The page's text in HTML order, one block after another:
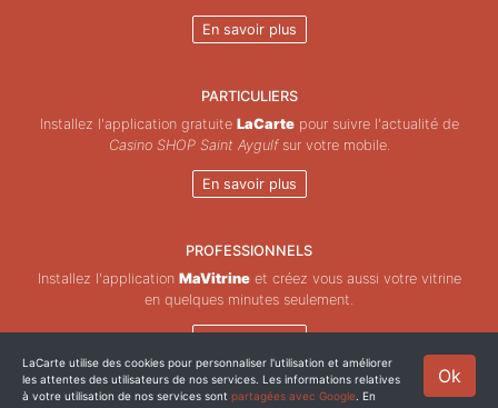
En savoir plus
PARTICULIERS
Installez l'application gratuite LaCartepour suivre l'actualité de
Casino SHOP Saint Aygulfsur votre mobile.
En savoir plus
PROFESSIONNELS
Installez l'application MaVitrineet créez vous aussi votre vitrine
en quelques minutes seulement.
En savoir plus
Copyright © ZeMAP 2026 - Tous droits réservés. Ok
LaCarte utilise des cookies pour personnaliser l'utilisation et améliorer
les attentes des utilisateurs de nos services. Les informations relatives
à votre utilisation de nos services sont partagées avec Google . En